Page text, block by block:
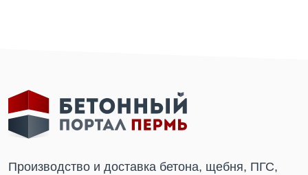
Производство и доставка бетона, щебня, ПГС,